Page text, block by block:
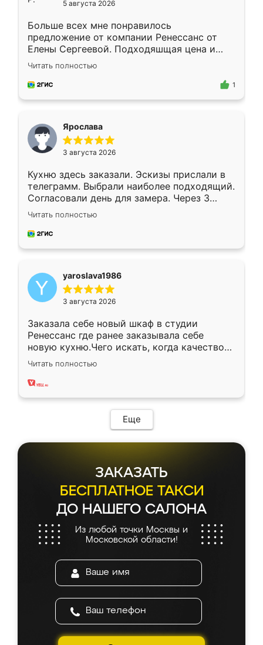
5 августа 2026
Больше всех мне понравилось
предложение от компании Ренессанс от
Елены Сергеевой. Подходяшщая цена и
короткие сроки изготовления. Приехавший
для замера сотрудник Владислав
предложил по моему эскизу самый
Читать полностью
1
Ярослава
3 августа 2026
Кухню здесь заказали. Эскизы прислали в
телеграмм. Выбрали наиболее подходящий.
Согласовали день для замера. Через 3
недели кухня была уже готова. Остались
довольны работой. Спасибо Ренессанс
мебель за качественную работу!
Читать полностью
yaroslava1986
3 августа 2026
Заказала себе новый шкаф в студии
Ренессанс где ранее заказывала себе
новую кухню.Чего искать, когда качеством
вполне довольна. Служит кухня уже почти
два года, нареканий нет.
Читать полностью
Еще
ЗАКАЗАТЬ
БЕСПЛАТНОЕ ТАКСИ
ДО НАШЕГО САЛОНА
Из любой точки Москвы и
Московской области!